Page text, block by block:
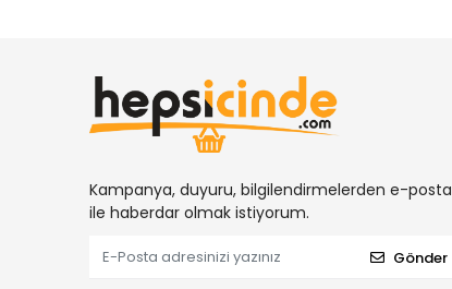
Kampanya, duyuru, bilgilendirmelerden e-posta
ile haberdar olmak istiyorum.
Gönder